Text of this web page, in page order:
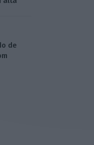
de